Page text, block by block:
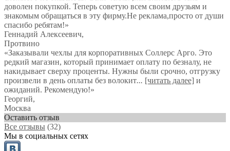
доволен покупкой. Теперь советую всем своим друзьям и
знакомым обращаться в эту фирму.Не реклама,просто от души
спасибо ребятам!»
Геннадий Алексеевич,
Протвино
«Заказывали чехлы для корпоративных Соллерс Арго. Это
редкий магазин, который принимает оплату по безналу, не
накидывает сверху проценты. Нужны были срочно, отгрузку
произвели в день оплаты без волокит... [читать далее] и
ожиданий. Рекомендую!»
Георгий,
Москва
Оставить отзыв
Все отзывы (32)
Мы в социальных сетях